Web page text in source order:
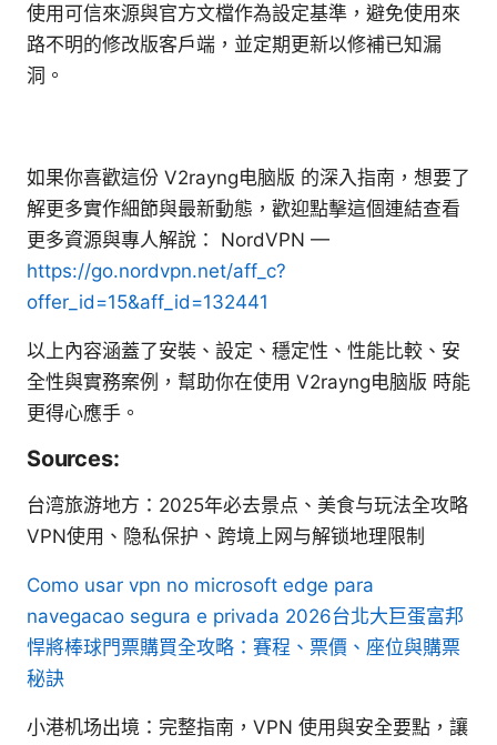
使用可信來源與官方文檔作為設定基準，避免使用來
路不明的修改版客戶端，並定期更新以修補已知漏
洞。
如果你喜歡這份 V2rayng电脑版 的深入指南，想要了
解更多實作細節與最新動態，歡迎點擊這個連結查看
更多資源與專人解說： NordVPN —
https://go.nordvpn.net/aff_c?
offer_id=15&aff_id=132441
以上內容涵蓋了安裝、設定、穩定性、性能比較、安
全性與實務案例，幫助你在使用 V2rayng电脑版 時能
更得心應手。
Sources:
台湾旅游地方：2025年必去景点、美食与玩法全攻略
VPN使用、隐私保护、跨境上网与解锁地理限制
Como usar vpn no microsoft edge para
navegacao segura e privada 2026台北大巨蛋富邦
悍將棒球門票購買全攻略：賽程、票價、座位與購票
秘訣
小港机场出境：完整指南，VPN 使用與安全要點，讓